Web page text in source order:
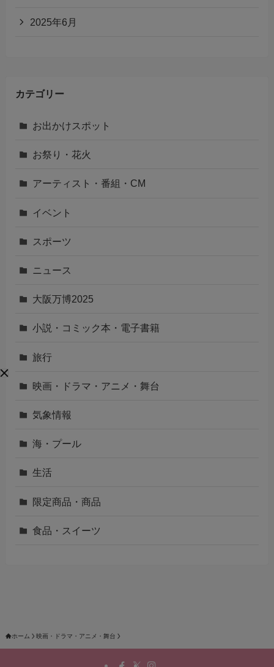
2025年6月
カテゴリー
お出かけスポット
お祭り・花火
アーティスト・番組・CM
イベント
スポーツ
ニュース
大阪万博2025
小説・コミック本・電子書籍
旅行
映画・ドラマ・アニメ・舞台
気象情報
海・プール
生活
限定商品・商品
食品・スイーツ
ホーム 映画・ドラマ・アニメ・舞台